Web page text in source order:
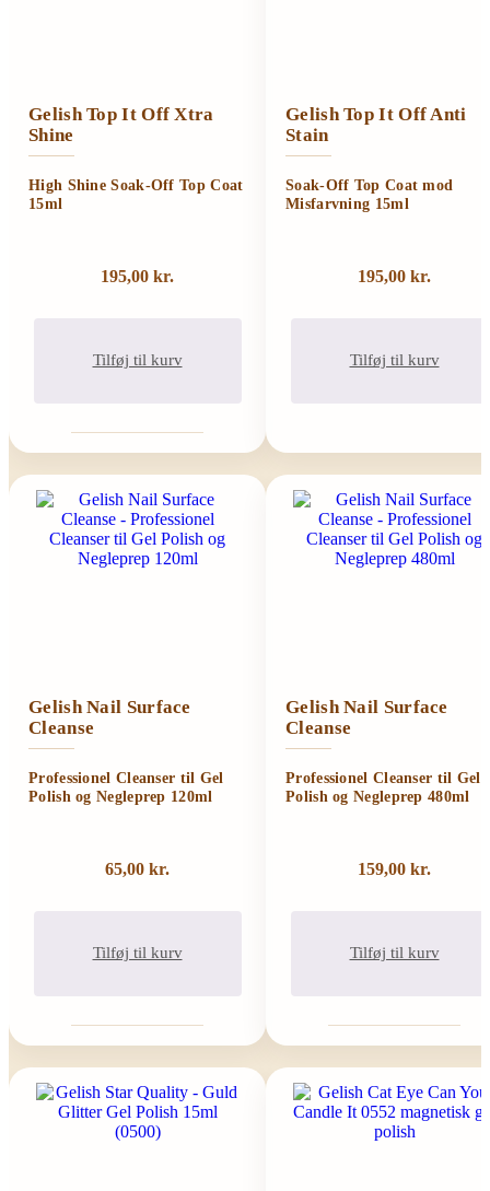
Gelish Top It Off Xtra
Shine
High Shine Soak-Off Top Coat
15ml
195,00 kr.
Tilføj til kurv
Gelish Top It Off Anti
Stain
Soak-Off Top Coat mod
Misfarvning 15ml
195,00 kr.
Tilføj til kurv
Gelish Nail Surface
Cleanse
Professionel Cleanser til Gel
Polish og Negleprep 120ml
65,00 kr.
Tilføj til kurv
Gelish Nail Surface
Cleanse
Professionel Cleanser til Gel
Polish og Negleprep 480ml
159,00 kr.
Tilføj til kurv